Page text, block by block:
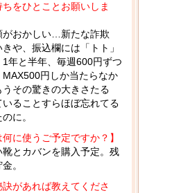
ちをひとことお願いしま
がおかしい…新たな詐欺
や、振込欄には「トト」
年と半年、毎週600円ずつ
MAX500円しか当たらなか
うその驚きの大きさたる
ることすらほぼ忘れてる
に。
何に使うご予定ですか？】
靴とカバンを購入予定。残
。
訣があれば教えてくださ